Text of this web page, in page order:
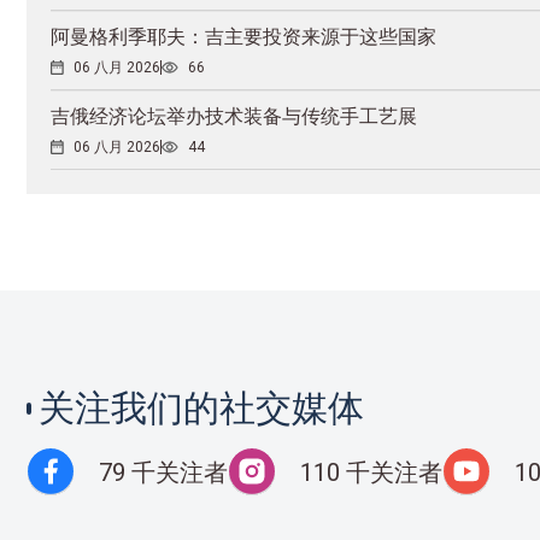
阿曼格利季耶夫：吉主要投资来源于这些国家
06 八月 2026 66
吉俄经济论坛举办技术装备与传统手工艺展
06 八月 2026 44
关注我们的社交媒体
79 千关注者 110 千关注者